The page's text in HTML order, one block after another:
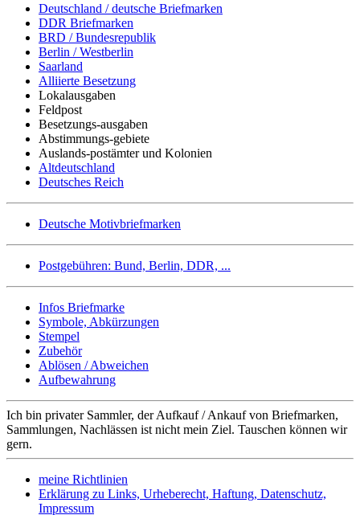
Deutschland / deutsche Briefmarken
DDR Briefmarken
BRD / Bundesrepublik
Berlin / Westberlin
Saarland
Alliierte Besetzung
Lokalausgaben
Feldpost
Besetzungs-ausgaben
Abstimmungs-gebiete
Auslands-postämter und Kolonien
Altdeutschland
Deutsches Reich
Deutsche Motivbriefmarken
Postgebühren: Bund, Berlin, DDR, ...
Infos Briefmarke
Symbole, Abkürzungen
Stempel
Zubehör
Ablösen / Abweichen
Aufbewahrung
Ich bin privater Sammler, der Aufkauf / Ankauf von Briefmarken,
Sammlungen, Nachlässen ist nicht mein Ziel. Tauschen können wir
gern.
meine Richtlinien
Erklärung zu Links, Urheberecht, Haftung, Datenschutz,
Impressum